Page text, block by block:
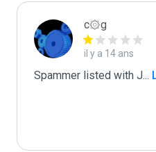
c۞g
il y a 14 ans
Spammer listed with J...